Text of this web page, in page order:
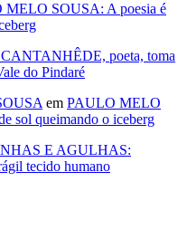
MELO SOUSA: A poesia é
poeta, toma
do Pindaré
em PAULO MELO
sol queimando o iceberg
E AGULHAS:
tecido humano